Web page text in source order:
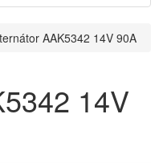
AAK5342 14V 90A
14V